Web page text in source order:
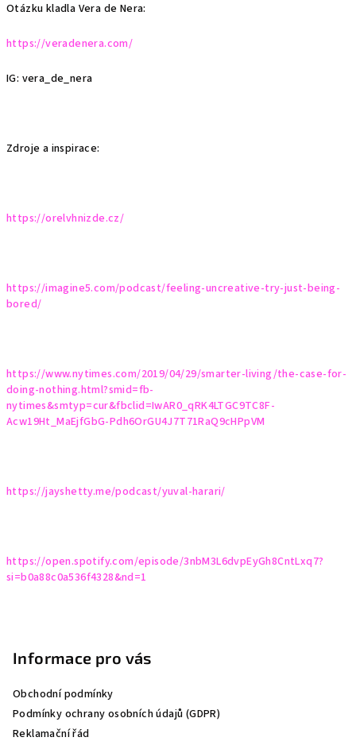
Otázku kladla Vera de Nera:
https://veradenera.com/
IG: vera_de_nera
Zdroje a inspirace:
https://orelvhnizde.cz/
https://imagine5.com/podcast/feeling-uncreative-try-just-being-
bored/
https://www.nytimes.com/2019/04/29/smarter-living/the-case-for-
doing-nothing.html?smid=fb-
nytimes&smtyp=cur&fbclid=IwAR0_qRK4LTGC9TC8F-
Acw19Ht_MaEjfGbG-Pdh6OrGU4J7T71RaQ9cHPpVM
https://jayshetty.me/podcast/yuval-harari/
https://open.spotify.com/episode/3nbM3L6dvpEyGh8CntLxq7?
si=b0a88c0a536f4328&nd=1
Informace pro vás
Obchodní podmínky
Podmínky ochrany osobních údajů (GDPR)
Reklamační řád